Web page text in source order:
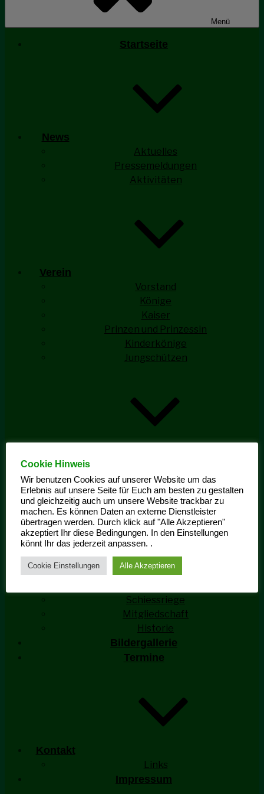
Menü
Startseite
News
Aktuelles
Pressemeldungen
Aktivitäten
Verein
Vorstand
Könige
Kaiser
Prinzen und Prinzessin
Kinderkönige
Jungschützen
Ehrengarde
Schiessriege
Mitgliedschaft
Historie
Bildergallerie
Termine
Kontakt
Links
Impressum
Cookie Hinweis
Wir benutzen Cookies auf unserer Website um das
Erlebnis auf unsere Seite für Euch am besten zu gestalten
und gleichzeitig auch um unsere Website trackbar zu
machen. Es können Daten an externe Dienstleister
übertragen werden. Durch klick auf "Alle Akzeptieren"
akzeptiert Ihr diese Bedingungen. In den Einstellungen
könnt Ihr das jederzeit anpassen. .
Cookie Einstellungen Alle Akzeptieren